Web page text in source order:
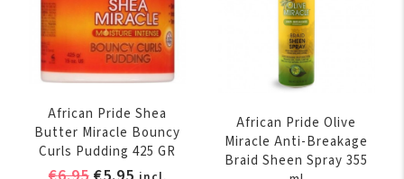
African Pride Shea
Butter Miracle Bouncy
Curls Pudding 425 GR
African Pride Olive
Miracle Anti-Breakage
Braid Sheen Spray 355